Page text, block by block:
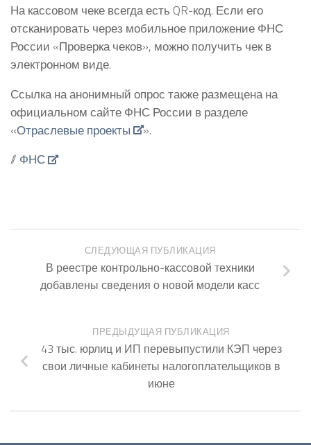
На кассовом чеке всегда есть QR-код. Если его
отсканировать через мобильное приложение ФНС
России «Проверка чеков», можно получить чек в
электронном виде.
Ссылка на анонимный опрос также размещена на
официальном сайте ФНС России в разделе
«Отраслевые проекты
».
// ФНС
СЛЕДУЮЩАЯ ПУБЛИКАЦИЯ
В реестре контрольно-кассовой техники
добавлены сведения о новой модели касс
ПРЕДЫДУЩАЯ ПУБЛИКАЦИЯ
43 тыс. юрлиц и ИП перевыпустили КЭП через
свои личные кабинеты налогоплательщиков в
июне